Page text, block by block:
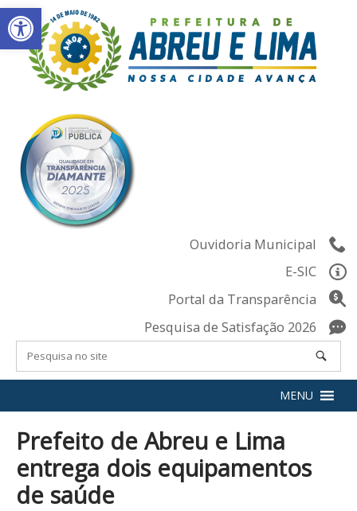
Abrir a barra de ferramentas
Skip
to
content
Ouvidoria Municipal
E-SIC
Portal da Transparência
Pesquisa de Satisfação 2026
MENU
Prefeito de Abreu e Lima
entrega dois equipamentos
de saúde